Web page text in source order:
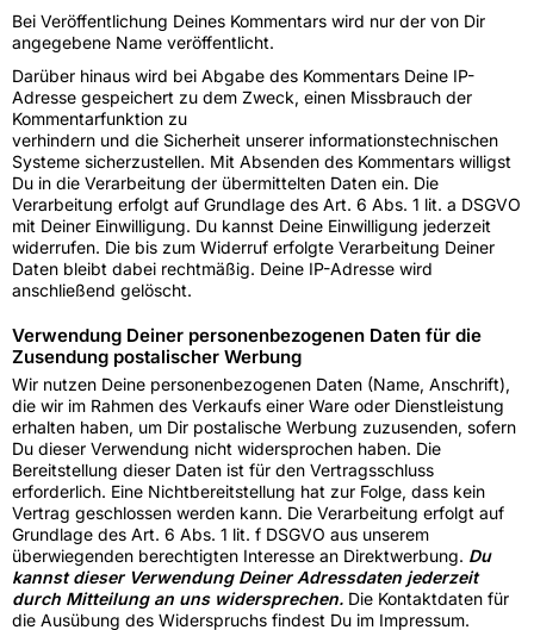
Bei Veröffentlichung Deines Kommentars wird nur der von Dir
angegebene Name veröffentlicht.
Darüber hinaus wird bei Abgabe des Kommentars Deine IP-
Adresse gespeichert zu dem Zweck, einen Missbrauch der
Kommentarfunktion zu
verhindern und die Sicherheit unserer informationstechnischen
Systeme sicherzustellen. Mit Absenden des Kommentars willigst
Du in die Verarbeitung der übermittelten Daten ein. Die
Verarbeitung erfolgt auf Grundlage des Art. 6 Abs. 1 lit. a DSGVO
mit Deiner Einwilligung. Du kannst Deine Einwilligung jederzeit
widerrufen. Die bis zum Widerruf erfolgte Verarbeitung Deiner
Daten bleibt dabei rechtmäßig. Deine IP-Adresse wird
anschließend gelöscht.
Verwendung Deiner personenbezogenen Daten für die
Zusendung postalischer Werbung
Wir nutzen Deine personenbezogenen Daten (Name, Anschrift),
die wir im Rahmen des Verkaufs einer Ware oder Dienstleistung
erhalten haben, um Dir postalische Werbung zuzusenden, sofern
Du dieser Verwendung nicht widersprochen haben. Die
Bereitstellung dieser Daten ist für den Vertragsschluss
erforderlich. Eine Nichtbereitstellung hat zur Folge, dass kein
Vertrag geschlossen werden kann. Die Verarbeitung erfolgt auf
Grundlage des Art. 6 Abs. 1 lit. f DSGVO aus unserem
überwiegenden berechtigten Interesse an Direktwerbung. Du
kannst dieser Verwendung Deiner Adressdaten jederzeit
durch Mitteilung an uns widersprechen. Die Kontaktdaten für
die Ausübung des Widerspruchs findest Du im Impressum.